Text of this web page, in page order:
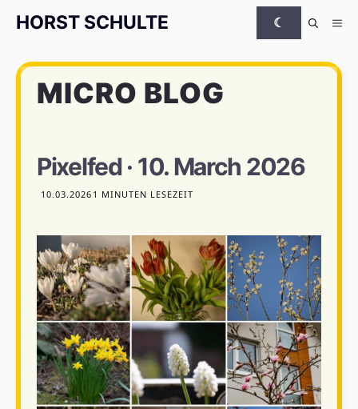
HORST SCHULTE ☾
MICRO BLOG
Pixelfed · 10. March 2026
10.03.2026 1 MINUTEN LESEZEIT